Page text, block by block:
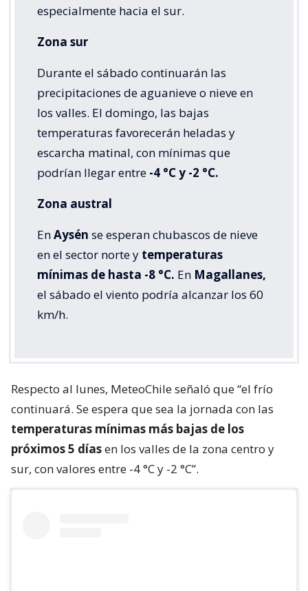
especialmente hacia el sur.
Zona sur
Durante el sábado continuarán las
precipitaciones de aguanieve o nieve en
los valles. El domingo, las bajas
temperaturas favorecerán heladas y
escarcha matinal, con mínimas que
podrían llegar entre -4 °C y -2 °C.
Zona austral
EnAysén se esperan chubascos de nieve
en el sector norte y temperaturas
mínimas de hasta -8 °C. En Magallanes,
el sábado el viento podría alcanzar los 60
km/h.
Respecto al lunes, MeteoChile señaló que “el frío
continuará. Se espera que sea la jornada con las
temperaturas mínimas más bajas de los
próximos 5 díasen los valles de la zona centro y
sur, con valores entre -4 °C y -2 °C”.